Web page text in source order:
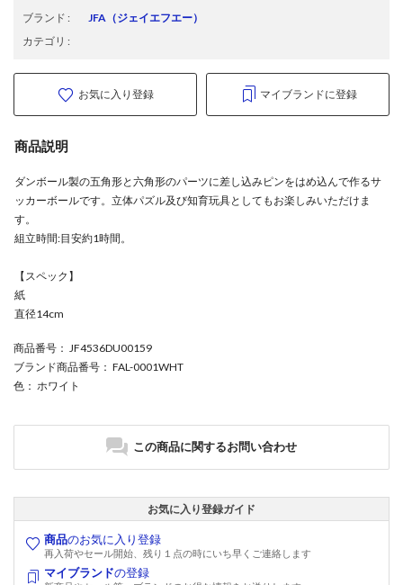
ブランド : JFA （ジェイエフエー）
カテゴリ :
お気に入り登録 マイブランドに登録
商品説明
ダンボール製の五角形と六角形のパーツに差し込みピンをはめ込んで作るサ
ッカーボールです。立体パズル及び知育玩具としてもお楽しみいただけま
す。
組立時間:目安約1時間。
【スペック】
紙
直径14cm
商品番号 ： JF4536DU00159
ブランド商品番号 ： FAL-0001WHT
色 ： ホワイト
この商品に関するお問い合わせ
お気に入り登録ガイド
商品のお気に入り登録
再入荷やセール開始、残り１点の時にいち早くご連絡します
マイブランドの登録